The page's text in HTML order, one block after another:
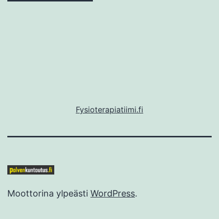
Fysioterapiatiimi.fi
Moottorina ylpeästi WordPress.